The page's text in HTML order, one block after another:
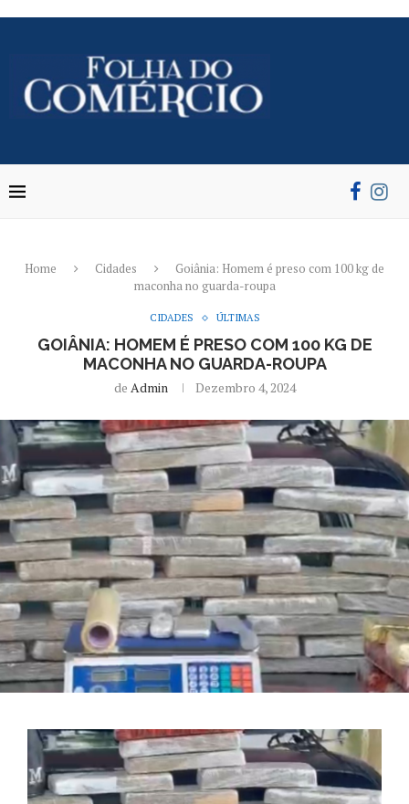
Home Cidades
Goiânia: Homem é preso com 100 kg de
maconha no guarda-roupa
CIDADES ÚLTIMAS
GOIÂNIA: HOMEM É PRESO COM 100 KG DE
MACONHA NO GUARDA-ROUPA
de Admin Dezembro 4, 2024